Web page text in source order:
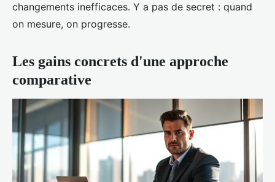
changements inefficaces. Y a pas de secret : quand
on mesure, on progresse.
Les gains concrets d'une approche
comparative